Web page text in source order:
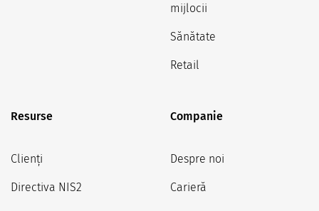
mijlocii
Sănătate
Retail
Resurse
Clienți
Directiva NIS2
Companie
Despre noi
Carieră